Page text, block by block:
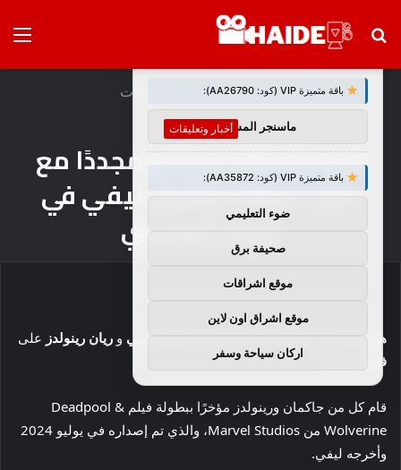
بحث
الرئيسية/أخبار وتعليقات
أخبار وتعليقات
هيو جاكمان يجتمع مجددًا مع
رايان رينولدز وشون ليفي في
فيلم كوميدي
هيو جاكمان شون ليفي و ريان رينولدز على
فرقة الصبي
قام كل من جاكمان ورينولدز مؤخرًا ببطولة فيلم Deadpool &
Wolverine من Marvel Studios، والذي تم إصداره في يوليو 2024
وأخرجه ليفي.
توصيات :
باقة متميزة VIP (كود: AA26790):
ماسنجر المسلم
باقة متميزة VIP (كود: AA35872):
ضوء التعليمي
صحيفة برق
موقع اشراقات
موقع اشراق اون لاين
اركان سياحة وسفر